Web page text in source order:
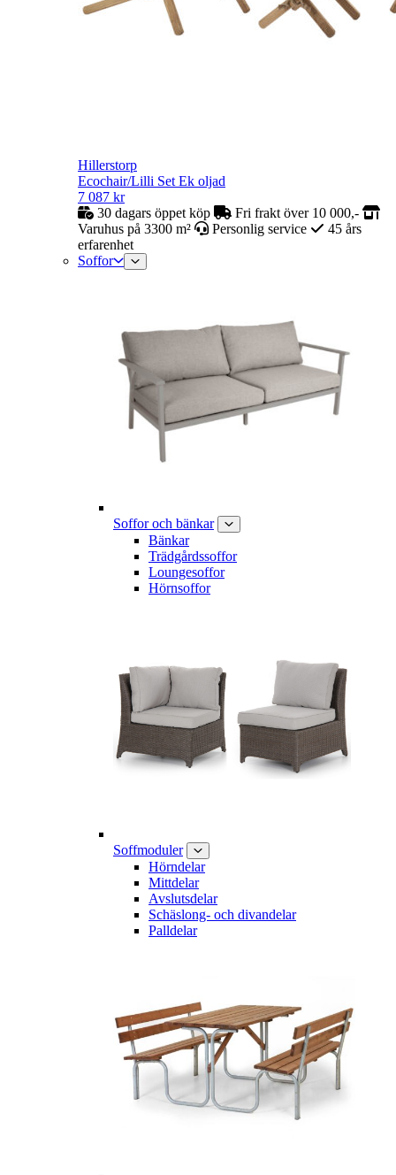
Hillerstorp
Ecochair/Lilli Set Ek oljad
7 087 kr
30 dagars öppet köp
Fri frakt över 10 000,-
Varuhus på 3300 m²
Personlig service
45 års
erfarenhet
Soffor
Soffor och bänkar
Bänkar
Trädgårdssoffor
Loungesoffor
Hörnsoffor
Soffmoduler
Hörndelar
Mittdelar
Avslutsdelar
Schäslong- och divandelar
Palldelar